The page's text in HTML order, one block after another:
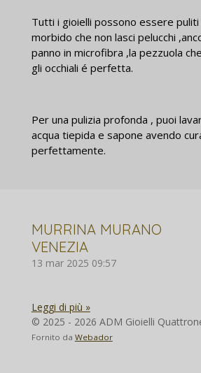
Tutti i gioielli possono essere puliti
morbido che non lasci pelucchi
panno in microfibra ,la pezzuola
gli occhiali é perfetta.
Per una pulizia profonda , puoi
acqua tiepida e sapone avendo
perfettamente.
MURRINA MURANO
VENEZIA
13 mar 2025 09:57
Leggi di più »
© 2025 - 2026 ADM Gioielli
Fornito da Webador